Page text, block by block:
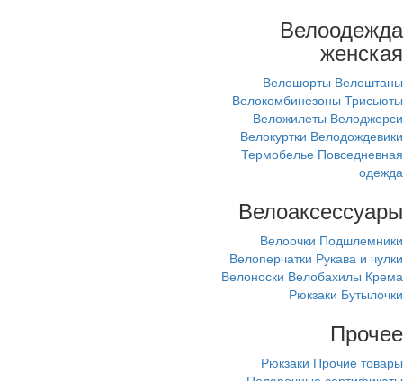
Велоодежда
женская
Велошорты Велоштаны
Велокомбинезоны Трисьюты
Веложилеты Велоджерси
Велокуртки Велодождевики
Термобелье Повседневная
одежда
Велоаксессуары
Велоочки Подшлемники
Велоперчатки Рукава и чулки
Велоноски Велобахилы Крема
Рюкзаки Бутылочки
Прочее
Рюкзаки Прочие товары